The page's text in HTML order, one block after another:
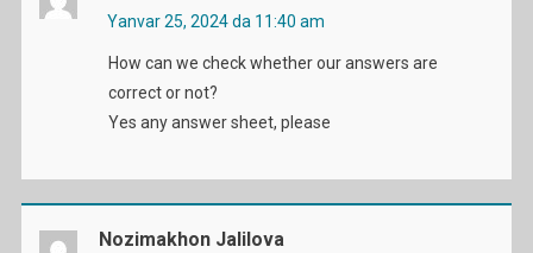
Yanvar 25, 2024 da 11:40 am
How can we check whether our answers are
correct or not?
Yes any answer sheet, please
Nozimakhon Jalilova